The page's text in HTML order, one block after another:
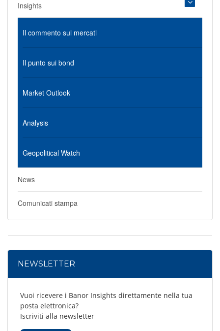
Insights
Il commento sui mercati
Il punto sui bond
Market Outlook
Analysis
Geopolitical Watch
News
Comunicati stampa
NEWSLETTER
Vuoi ricevere i Banor Insights direttamente nella tua
posta elettronica?
Iscriviti alla newsletter